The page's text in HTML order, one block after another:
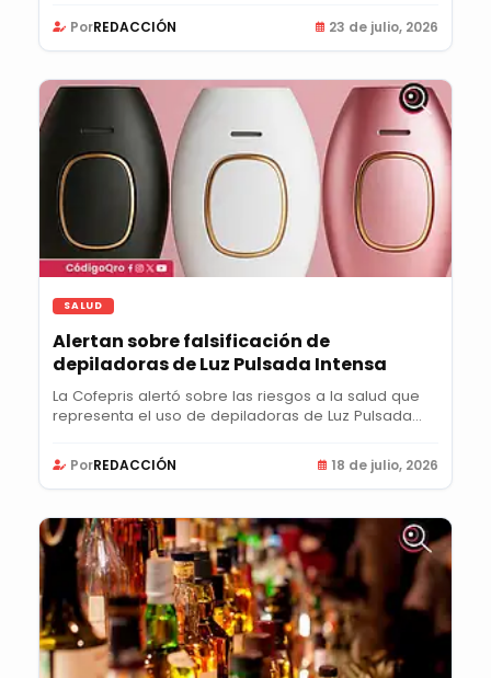
PorREDACCIÓN 23 de julio, 2026
SALUD
Alertan sobre falsificación de
depiladoras de Luz Pulsada Intensa
La Cofepris alertó sobre las riesgos a la salud que
representa el uso de depiladoras de Luz Pulsada...
PorREDACCIÓN 18 de julio, 2026